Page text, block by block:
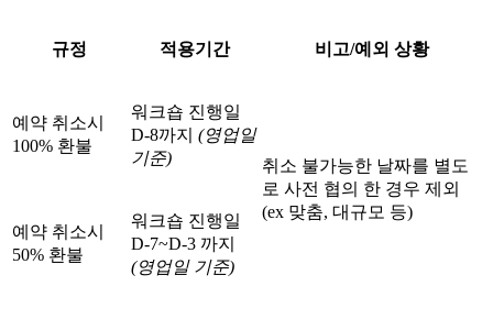
규정 적용기간 비고/예외 상황
예약 취소시
100% 환불
워크숍 진행일
D-8까지 (영업일
기준)
취소 불가능한 날짜를 별도
로 사전 협의 한 경우 제외
(ex 맞춤, 대규모 등)
예약 취소시
50% 환불
워크숍 진행일
D-7~D-3 까지
(영업일 기준)